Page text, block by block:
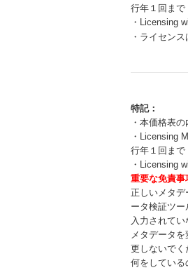
行年１回まで
・Licensing
・ライセン
特記：
・本価格表
・Licensing
行年１回まで
・Licensing
重要な免責事
正しいメタデ
ータ検証ツ
入力されてい
メタデータ
更しないでく
何をしている